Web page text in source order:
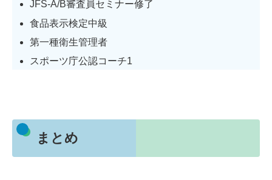
JFS-A/B審査員セミナー修了
食品表示検定中級
第一種衛生管理者
スポーツ庁公認コーチ1
まとめ